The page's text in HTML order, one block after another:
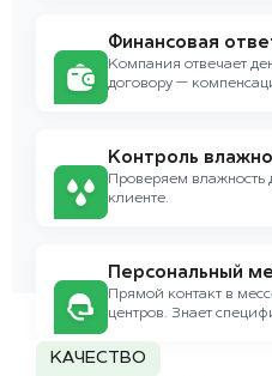
Финансовая
Компания отвечает
договору —
Контроль
Проверяем
клиенте.
Персональный
Прямой контакт в
центров. Знает
КАЧЕСТВО